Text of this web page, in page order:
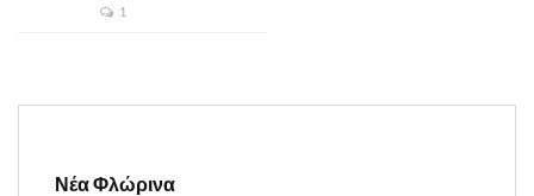
1
Νέα Φλώρινα